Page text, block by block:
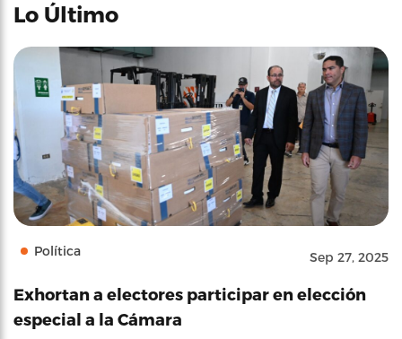
Lo Último
Política Sep 27, 2025
Exhortan a electores participar en elección
especial a la Cámara